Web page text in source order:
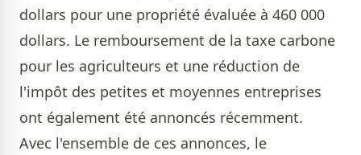
dollars pour une propriété évaluée à 460 000
dollars. Le remboursement de la taxe carbone
pour les agriculteurs et une réduction de
l'impôt des petites et moyennes entreprises
ont également été annoncés récemment.
Avec l'ensemble de ces annonces, le